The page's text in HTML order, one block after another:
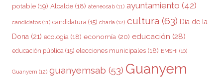
potable (19) Alcalde (18) ateneosab (11) ayuntamiento (42)
candidatos (11) candidatura (15) charla (12) cultura (63) Día de la
Dona (21) ecología (18) economía (20) educación (28)
educación pública (15) elecciones municipales (18) EMSHI (10)
Guanyem (12) guanyemsab (53) Guanyem